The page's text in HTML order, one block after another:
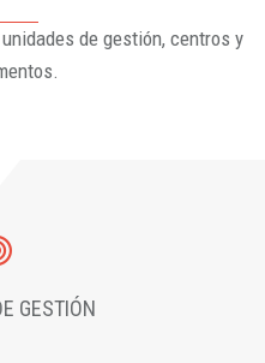
de gestión, centros y
GESTIÓN